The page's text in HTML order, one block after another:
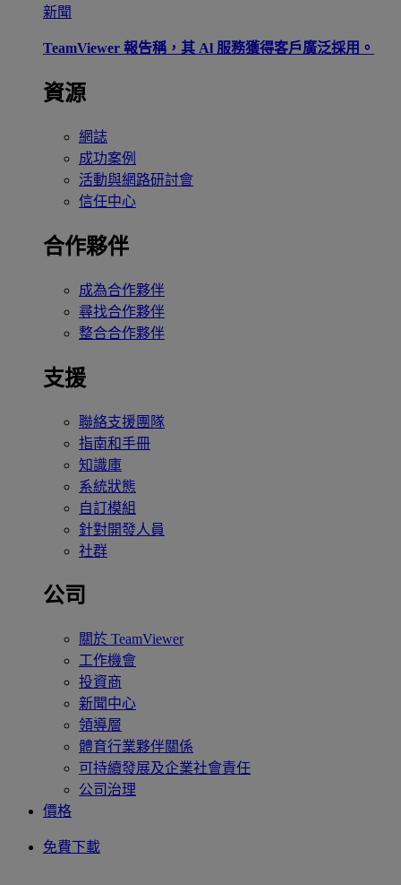
新聞
TeamViewer 報告稱，其 Al 服務獲得客戶廣泛採用。
資源
網誌
成功案例
活動與網路研討會
信任中心
合作夥伴
成為合作夥伴
尋找合作夥伴
整合合作夥伴
支援
聯絡支援團隊
指南和手冊
知識庫
系統狀態
自訂模組
針對開發人員
社群
公司
關於 TeamViewer
工作機會
投資商
新聞中心
領導層
體育行業夥伴關係
可持續發展及企業社會責任
公司治理
價格
免費下載